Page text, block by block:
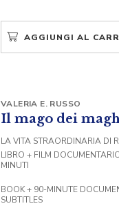
AGGIUNGI AL
Il mago dei
VALERIA E. RUSSO
LA VITA STRAORDINARIA DI
LIBRO + FILM
MINUTI
BOOK + 90-MINUTE
SUBTITLES